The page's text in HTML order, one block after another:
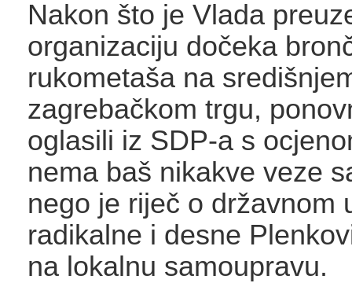
Nakon što je Vlada
organizaciju dočeka
rukometaša na
zagrebačkom trgu,
oglasili iz SDP-a s
nema baš nikakve veze
nego je riječ o državnom
radikalne i desne
na lokalnu samoupravu.